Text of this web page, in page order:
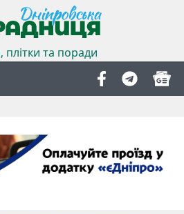
плітки та поради